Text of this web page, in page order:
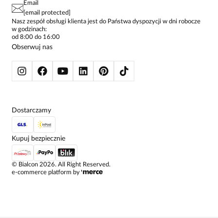
SPODNIE DAMSKIE
ŻAKIETY I MARYNARKI
SWETRY
BLUZY
Email
[email protected]
Nasz zespół obsługi klienta jest do Państwa dyspozycji w dni robocze
w godzinach:
od 8:00 do 16:00
Obserwuj nas
© Bialcon 2026. All Right Reserved.
e-commerce platform by
Dostarczamy
Kupuj bezpiecznie